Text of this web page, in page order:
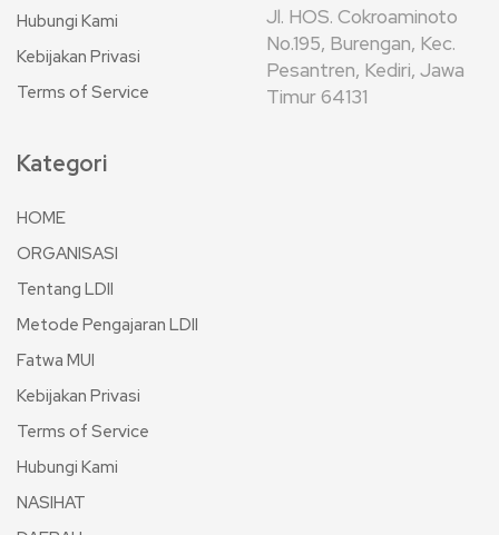
Hubungi Kami
Kebijakan Privasi
Terms of Service
Jl. HOS. Cokroaminoto
No.195, Burengan, Kec.
Pesantren, Kediri, Jawa
Timur 64131
Kategori
HOME
ORGANISASI
Tentang LDII
Metode Pengajaran LDII
Fatwa MUI
Kebijakan Privasi
Terms of Service
Hubungi Kami
NASIHAT